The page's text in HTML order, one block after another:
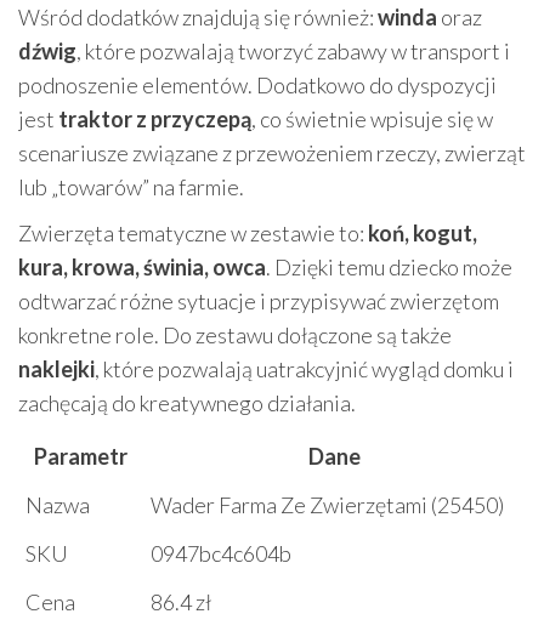
Wśród dodatków znajdują się również:winda oraz
dźwig, które pozwalają tworzyć zabawy w transport i
podnoszenie elementów. Dodatkowo do dyspozycji
jest traktor z przyczepą, co świetnie wpisuje się w
scenariusze związane z przewożeniem rzeczy, zwierząt
lub „towarów” na farmie.
Zwierzęta tematyczne w zestawie to: koń, kogut,
kura, krowa, świnia, owca. Dzięki temu dziecko może
odtwarzać różne sytuacje i przypisywać zwierzętom
konkretne role. Do zestawu dołączone są także
naklejki, które pozwalają uatrakcyjnić wygląd domku i
zachęcają do kreatywnego działania.
Parametr
Dane
Nazwa
Wader Farma Ze Zwierzętami (25450)
SKU
0947bc4c604b
Cena
86.4 zł